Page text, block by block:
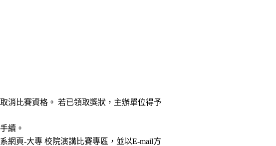
比賽資格。 若已領取獎狀，主辦單位得予
續。
網頁-大專 校院演講比賽專區，並以E-mail方